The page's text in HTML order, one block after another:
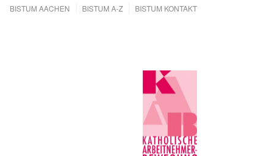
BISTUM AACHEN BISTUM A-Z BISTUM KONTAKT